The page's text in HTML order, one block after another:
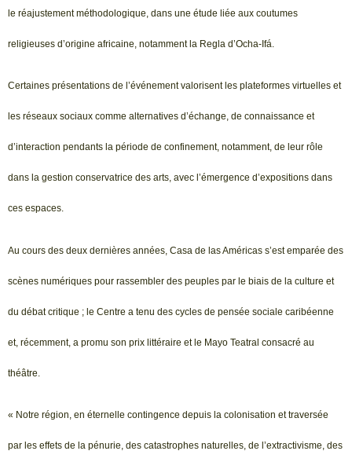
le réajustement méthodologique, dans une étude liée aux coutumes
religieuses d’origine africaine, notamment la Regla d’Ocha-Ifá.
Certaines présentations de l’événement valorisent les plateformes virtuelles et
les réseaux sociaux comme alternatives d’échange, de connaissance et
d’interaction pendants la période de confinement, notamment, de leur rôle
dans la gestion conservatrice des arts, avec l’émergence d’expositions dans
ces espaces.
Au cours des deux dernières années, Casa de las Américas s’est emparée des
scènes numériques pour rassembler des peuples par le biais de la culture et
du débat critique ; le Centre a tenu des cycles de pensée sociale caribéenne
et, récemment, a promu son prix littéraire et le Mayo Teatral consacré au
théâtre.
« Notre région, en éternelle contingence depuis la colonisation et traversée
par les effets de la pénurie, des catastrophes naturelles, de l’extractivisme, des